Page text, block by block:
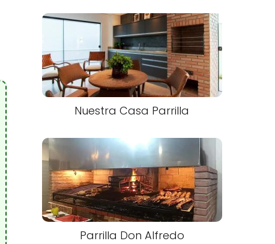
Nuestra Casa Parrilla
Parrilla Don Alfredo